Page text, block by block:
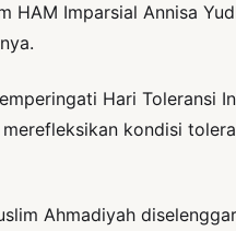
HAM Imparsial Annisa
Hari
kondisi
Ahmadiyah